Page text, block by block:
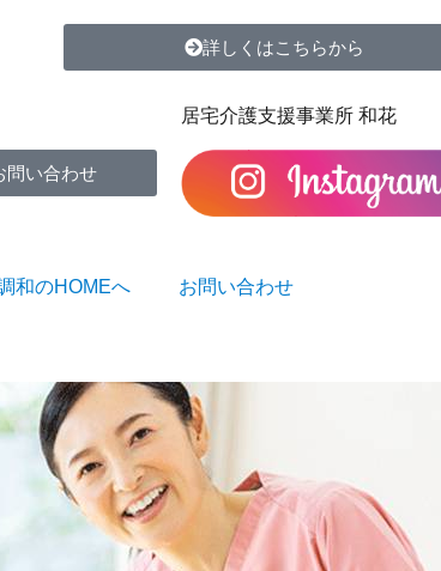
詳しくはこちらから
居宅介護支援事業所 和花
問い合わせ
和のHOMEへ お問い合わせ